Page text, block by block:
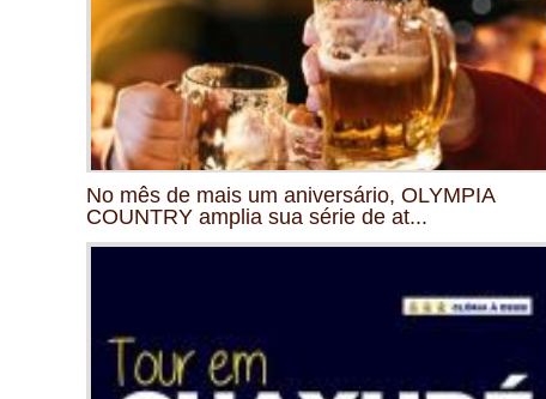
No mês de mais um aniversário, OLYMPIA
COUNTRY amplia sua série de at...